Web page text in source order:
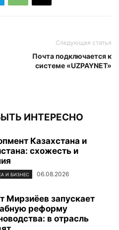
Следующая статья
Почта подключается к
системе «UZPAYNET»
ИНТЕРЕСНО
Казахстана и
схожесть и
И БИЗНЕС 06.08.2026
Мирзиёев запускает
реформу
в отрасль